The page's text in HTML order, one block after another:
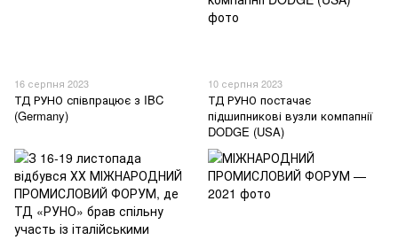
16 серпня 2023
ТД РУНО співпрацює з IBC
(Germany)
10 серпня 2023
ТД РУНО постачає
підшипникові вузли компапнії
DODGE (USA)